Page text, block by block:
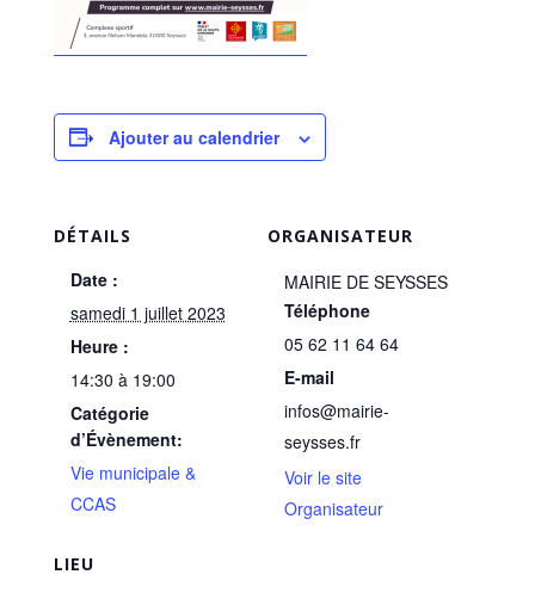
Ajouter au calendrier
DÉTAILS
Date :
samedi 1 juillet 2023
Heure :
14:30 à 19:00
Catégorie
d’Évènement:
Vie municipale &
CCAS
LIEU
ORGANISATEUR
MAIRIE DE SEYSSES
Téléphone
05 62 11 64 64
E-mail
infos@mairie-
seysses.fr
Voir le site
Organisateur